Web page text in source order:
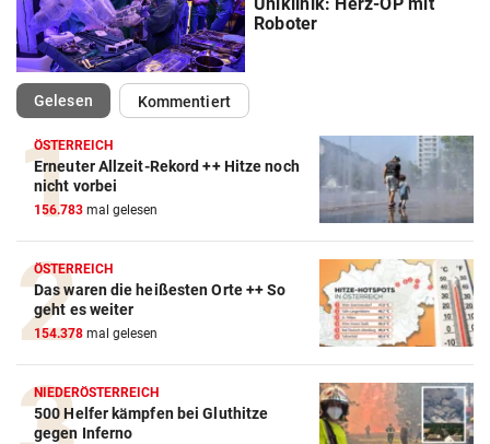
Uniklinik: Herz-OP mit
Roboter
Gelesen(ausgewählt)Kommentiert
ÖSTERREICH
Erneuter Allzeit-Rekord ++ Hitze noch
nicht vorbei
156.783 mal gelesen
ÖSTERREICH
Das waren die heißesten Orte ++ So
geht es weiter
154.378 mal gelesen
NIEDERÖSTERREICH
500 Helfer kämpfen bei Gluthitze
gegen Inferno